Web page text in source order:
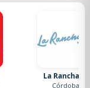
La Ranchada
Córdoba